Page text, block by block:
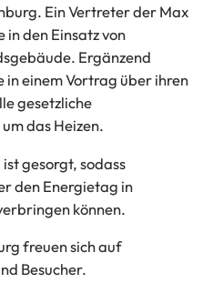
Ein Vertreter der Max
in den Einsatz von
Ergänzend
einem Vortrag über ihren
gesetzliche
das Heizen.
gesorgt, sodass
den Energietag in
können.
freuen sich auf
Besucher.